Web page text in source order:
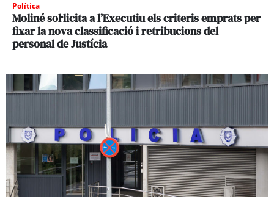
Política
Moliné sol·licita a l’Executiu els criteris emprats per
fixar la nova classificació i retribucions del
personal de Justícia